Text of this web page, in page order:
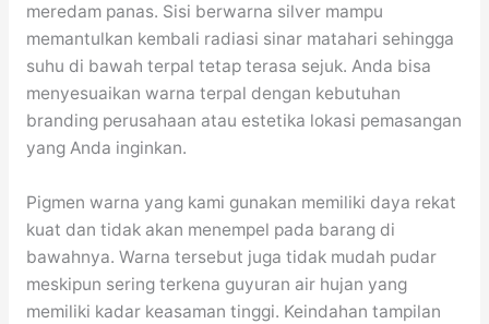
meredam panas. Sisi berwarna silver mampu
memantulkan kembali radiasi sinar matahari sehingga
suhu di bawah terpal tetap terasa sejuk. Anda bisa
menyesuaikan warna terpal dengan kebutuhan
branding perusahaan atau estetika lokasi pemasangan
yang Anda inginkan.
Pigmen warna yang kami gunakan memiliki daya rekat
kuat dan tidak akan menempel pada barang di
bawahnya. Warna tersebut juga tidak mudah pudar
meskipun sering terkena guyuran air hujan yang
memiliki kadar keasaman tinggi. Keindahan tampilan